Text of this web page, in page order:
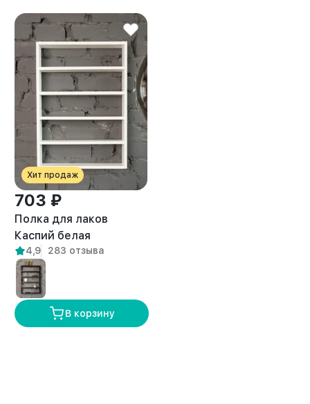
Хит продаж
703 ₽
Полка для лаков
Каспий белая
4,9 283 отзыва
В корзину